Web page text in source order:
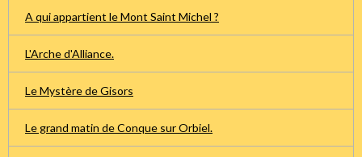
A qui appartient le Mont Saint Michel ?
L'Arche d'Alliance.
Le Mystère de Gisors
Le grand matin de Conque sur Orbiel.